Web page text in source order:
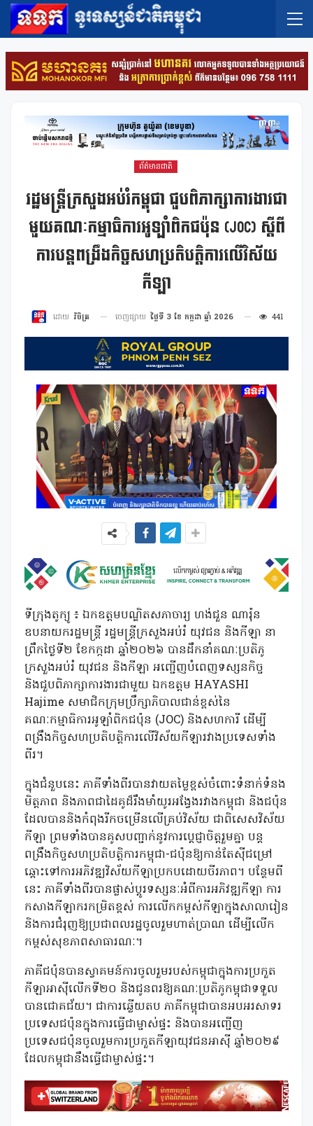
ព័ត៌មានជាតិ
រដ្ឋមន្រ្តីក្រសួងអប់រំកម្ពុជា ជួបពិភាក្សាការងារជា
មួយគណៈកម្មាធិការអូឡាំពិកជប៉ុន (JOC) ស្ដីពី
ការបន្តពង្រឹងកិច្ចសហប្រតិបត្តិការលើវិស័យ
កីឡា
ដោយ វិចិត្រ ចេញផ្សាយ ថ្ងៃទី 3 ខែ កក្កដា ឆ្នាំ 2026 441
ទីក្រុងតូក្យូ ៖ ឯកឧត្តមបណ្ឌិតសភាចារ្យ ហង់ជួន ណារ៉ុន
ឧបនាយករដ្ឋមន្ត្រី រដ្ឋមន្ត្រីក្រសួងអប់រំ យុវជន និងកីឡា នា
ព្រឹកថ្ងៃទី២ ខែកក្កដា ឆ្នាំ២០២៦ បានដឹកនាំគណៈប្រតិភូ
ក្រសួងអប់រំ យុវជន និងកីឡា អញ្ជើញបំពេញទស្សនកិច្ច
និងជួបពិភាក្សាការងារជាមួយ ឯកឧត្តម HAYASHI
Hajime សមាជិកក្រុមប្រឹក្សាភិបាលជាន់ខ្ពស់នៃ
គណៈកម្មាធិការអូឡាំពិកជប៉ុន (JOC) និងសហការី ដើម្បី
ពង្រឹងកិច្ចសហប្រតិបត្តិការលើវិស័យកីឡារវាងប្រទេសទាំង
ពីរ។
ក្នុងជំនួបនេះ ភាគីទាំងពីរបានវាយតម្លៃខ្ពស់ចំពោះទំនាក់ទំនង
មិត្តភាព និងភាពជាដៃគូដ៏រឹងមាំយូរអង្វែងរវាងកម្ពុជា និងជប៉ុន
ដែលបាននិងកំពុងរីកចម្រើនលើគ្រប់វិស័យ ជាពិសេសវិស័យ
កីឡា ព្រមទាំងបានគូសបញ្ជាក់នូវការប្ដេជ្ញាចិត្តរួមគ្នា បន្ត
ពង្រឹងកិច្ចសហប្រតិបត្តិការកម្ពុជា-ជប៉ុនឱ្យកាន់តែស៊ីជម្រៅ
ឆ្ពោះទៅការអភិវឌ្ឍវិស័យកីឡាប្រកបដោយចីរភាព។ បន្ថែមពី
នេះ ភាគីទាំងពីរបានផ្លាស់ប្ដូរទស្សនៈអំពីការអភិវឌ្ឍកីឡា ការ
កសាងកីឡាករកម្រិតខ្ពស់ ការលើកកម្ពស់កីឡាក្នុងសាលារៀន
និងការជំរុញឱ្យប្រជាពលរដ្ឋចូលរួមហាត់ប្រាណ ដើម្បីលើក
កម្ពស់សុខភាពសាធារណៈ។
ភាគីជប៉ុនបានស្វាគមន៍ការចូលរួមរបស់កម្ពុជាក្នុងការប្រកួត
កីឡាអាស៊ីលើកទី២០ និងជូនពរឱ្យគណៈប្រតិភូកម្ពុជាទទួល
បានជោគជ័យ។ ជាការឆ្លើយតប ភាគីកម្ពុជាបានអបអរសាទរ
ប្រទេសជប៉ុនក្នុងការធ្វើជាម្ចាស់ផ្ទះ និងបានអញ្ជើញ
ប្រទេសជប៉ុនចូលរួមការប្រកួតកីឡាយុវជនអាស៊ី ឆ្នាំ២០២៩
ដែលកម្ពុជានឹងធ្វើជាម្ចាស់ផ្ទះ។